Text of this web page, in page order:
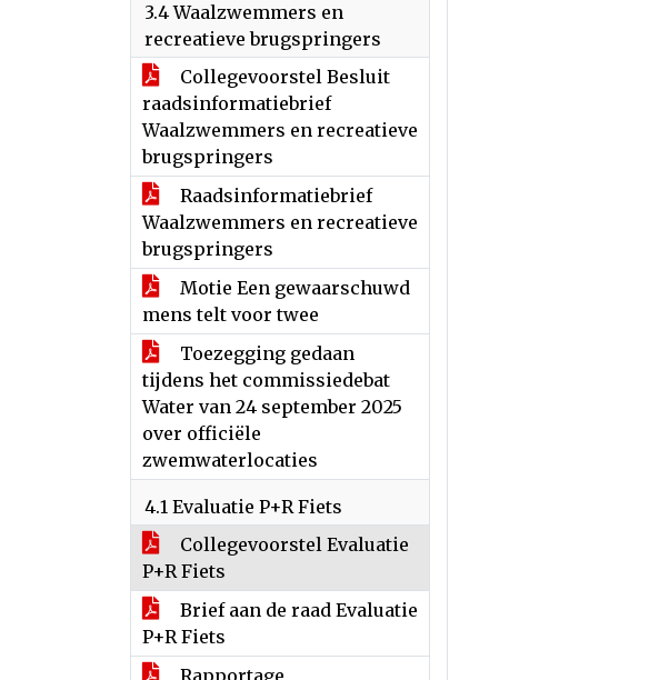
3.4 Waalzwemmers en
recreatieve brugspringers
Collegevoorstel Besluit
raadsinformatiebrief
Waalzwemmers en recreatieve
brugspringers
Raadsinformatiebrief
Waalzwemmers en recreatieve
brugspringers
Motie Een gewaarschuwd
mens telt voor twee
Toezegging gedaan
tijdens het commissiedebat
Water van 24 september 2025
over officiële
zwemwaterlocaties
4.1 Evaluatie P+R Fiets
Collegevoorstel Evaluatie
P+R Fiets
Brief aan de raad Evaluatie
P+R Fiets
Rapportage